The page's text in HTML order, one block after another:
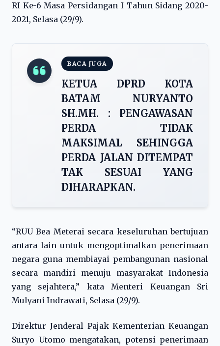
RI Ke-6 Masa Persidangan I Tahun Sidang 2020-
2021, Selasa (29/9).
BACA JUGA
KETUA DPRD KOTA
BATAM NURYANTO
SH.MH. : PENGAWASAN
PERDA TIDAK
MAKSIMAL SEHINGGA
PERDA JALAN DITEMPAT
TAK SESUAI YANG
DIHARAPKAN.
“RUU Bea Meterai secara keseluruhan bertujuan
antara lain untuk mengoptimalkan penerimaan
negara guna membiayai pembangunan nasional
secara mandiri menuju masyarakat Indonesia
yang sejahtera,” kata Menteri Keuangan Sri
Mulyani Indrawati, Selasa (29/9).
Direktur Jenderal Pajak Kementerian Keuangan
Suryo Utomo mengatakan, potensi penerimaan